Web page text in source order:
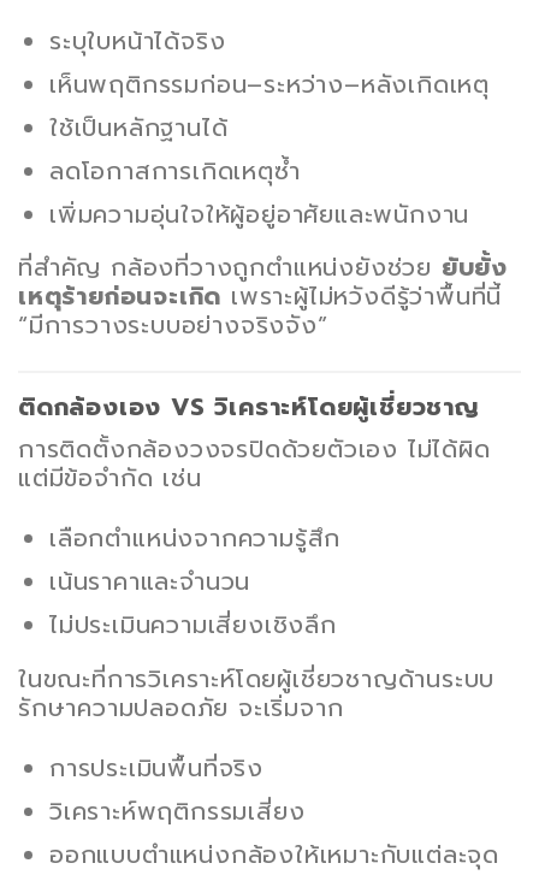
ระบุใบหน้าได้จริง
เห็นพฤติกรรมก่อน–ระหว่าง–หลังเกิดเหตุ
ใช้เป็นหลักฐานได้
ลดโอกาสการเกิดเหตุซ้ำ
เพิ่มความอุ่นใจให้ผู้อยู่อาศัยและพนักงาน
ที่สำคัญ กล้องที่วางถูกตำแหน่งยังช่วย ยับยั้ง
เหตุร้ายก่อนจะเกิด เพราะผู้ไม่หวังดีรู้ว่าพื้นที่นี้
“มีการวางระบบอย่างจริงจัง”
ติดกล้องเอง VS วิเคราะห์โดยผู้เชี่ยวชาญ
การติดตั้งกล้องวงจรปิดด้วยตัวเอง ไม่ได้ผิด
แต่มีข้อจำกัด เช่น
เลือกตำแหน่งจากความรู้สึก
เน้นราคาและจำนวน
ไม่ประเมินความเสี่ยงเชิงลึก
ในขณะที่การวิเคราะห์โดยผู้เชี่ยวชาญด้านระบบ
รักษาความปลอดภัย จะเริ่มจาก
การประเมินพื้นที่จริง
วิเคราะห์พฤติกรรมเสี่ยง
ออกแบบตำแหน่งกล้องให้เหมาะกับแต่ละจุด